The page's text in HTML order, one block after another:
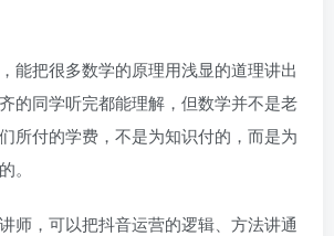
能把很多数学的原理用浅显的道理讲出
的同学听完都能理解，但数学并不是老
所付的学费，不是为知识付的，而是为
。
师，可以把抖音运营的逻辑、方法讲通